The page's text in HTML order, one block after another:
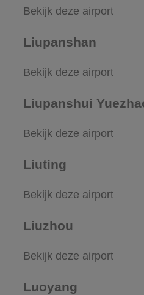
Bekijk deze airport
Liupanshan
Bekijk deze airport
Liupanshui
Bekijk deze airport
Liuting
Bekijk deze airport
Liuzhou
Bekijk deze airport
Luoyang